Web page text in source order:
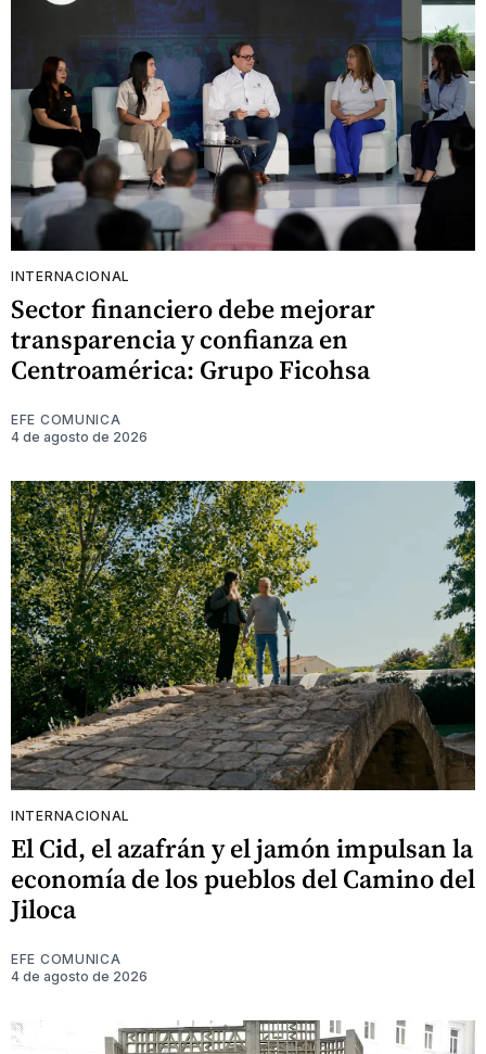
INTERNACIONAL
Sector financiero debe mejorar
transparencia y confianza en
Centroamérica: Grupo Ficohsa
EFE COMUNICA
4 de agosto de 2026
INTERNACIONAL
El Cid, el azafrán y el jamón impulsan la
economía de los pueblos del Camino del
Jiloca
EFE COMUNICA
4 de agosto de 2026